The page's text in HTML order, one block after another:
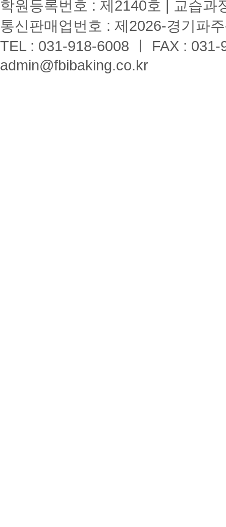
학원등록번호 : 제2140호 | 교습과
통신판매업번호 : 제2026-경기파
TEL : 031-918-6008 ㅣ FAX :
admin@fbibaking.co.kr